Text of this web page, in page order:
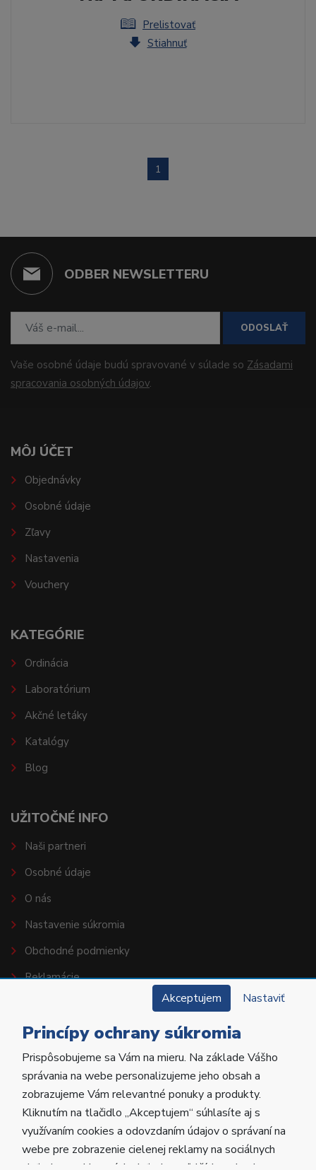
Prelistovať
Stiahnuť
1
ODBER NEWSLETTERU
ODOSLAŤ
Vaše osobné údaje budú spravované v súlade so Zásadami
spracovania osobných údajov.
KONTAKT
Ľudmily Podjavorinskej č. 1500, 022 01 Čadca
041/4331016, 4331017
hufa@hufa.sk
MÔJ ÚČET
Objednávky
Osobné údaje
Zľavy
Nastavenia
Vouchery
KATEGÓRIE
Ordinácia
Laboratórium
Akčné letáky
Katalógy
Blog
UŽITOČNÉ INFO
Naši partneri
Osobné údaje
O nás
Nastavenie súkromia
Obchodné podmienky
Reklamácie
Akceptujem Nastaviť
Princípy ochrany súkromia
Prispôsobujeme sa Vám na mieru. Na základe Vášho
správania na webe personalizujeme jeho obsah a
zobrazujeme Vám relevantné ponuky a produkty.
Kliknutím na tlačidlo „Akceptujem“ súhlasíte aj s
využívaním cookies a odovzdaním údajov o správaní na
webe pre zobrazenie cielenej reklamy na sociálnych